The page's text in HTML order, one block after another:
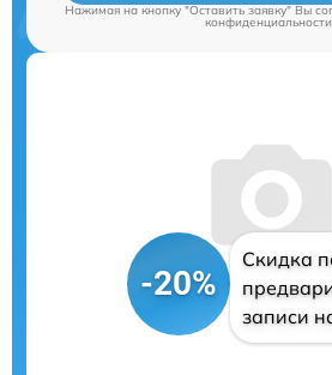
Нажимая на кнопку "Оставить заявку" Вы
конфиденциальности
-20%
Скидка
записи